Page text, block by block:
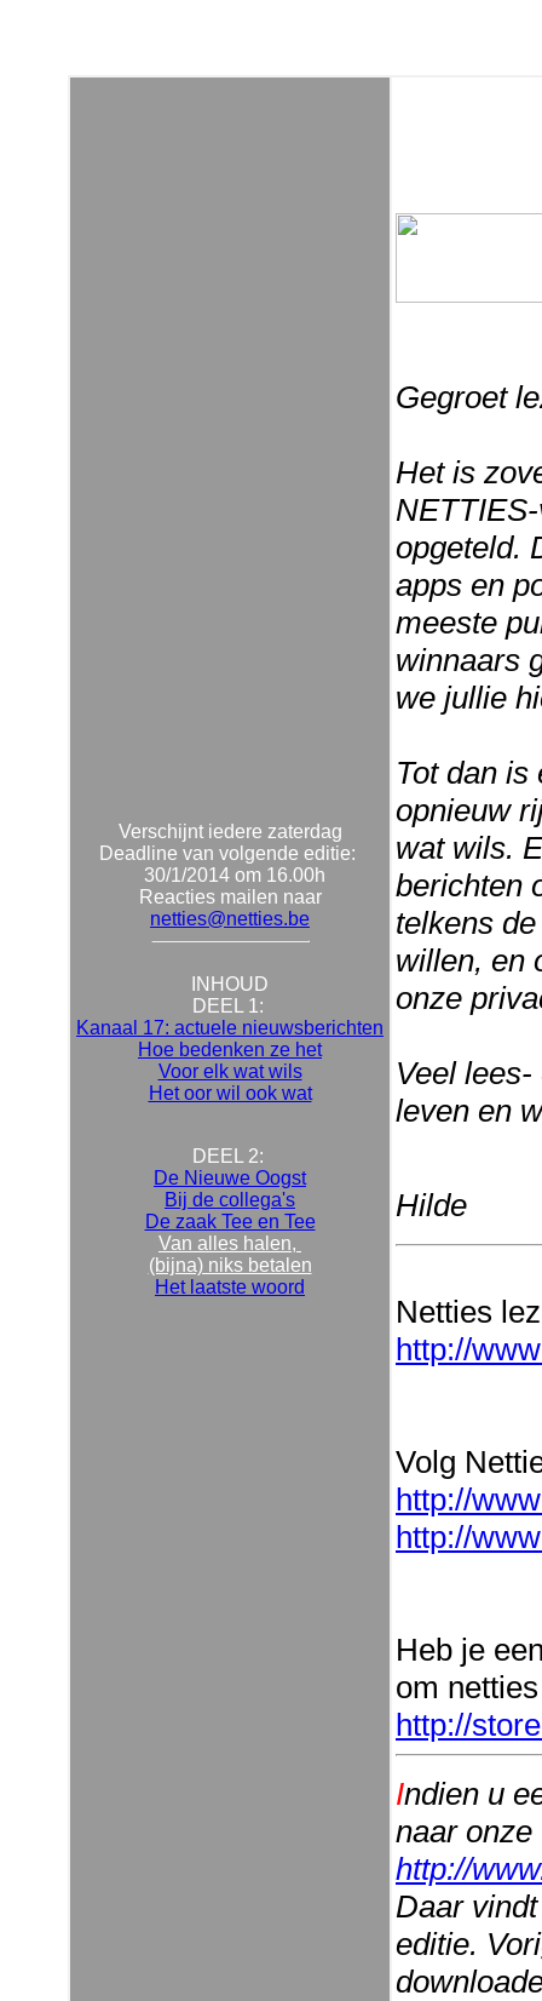
Verschijnt iedere zaterdag
Deadline van volgende editie:
30/1/2014 om 16.00h
Reacties mailen naar
netties@netties.be
INHOUD
DEEL 1:
Kanaal 17: actuele nieuwsberichten
Hoe bedenken ze het
Voor elk wat wils
Het oor wil ook wat
DEEL 2:
De Nieuwe Oogst
Bij de collega's
De zaak Tee en Tee
Van alles halen,
(bijna) niks betalen
Het laatste woord
Gegroet
Het is
opgeteld.
apps en
meeste
winnaars
we jullie
Tot dan
opnieuw
wat wils.
berichten
telkens
willen, en
onze
Veel
leven en
Hilde
Netties
http://
Volg
http://
http://
Heb je
om
http://
Indien u
naar
http://
Daar
editie.